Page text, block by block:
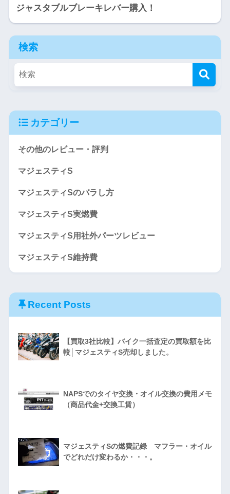
ジャスタブルブレーキレバー購入！
検索
カテゴリー
その他のレビュー・評判
マジェスティS
マジェスティSのバラし方
マジェスティS実燃費
マジェスティS用社外パーツレビュー
マジェスティS維持費
Recent Posts
【買取3社比較】バイク一括査定の買取額を比
較│マジェスティS売却しました。
NAPSでのタイヤ交換・オイル交換の費用メモ
（商品代金+交換工賃）
マジェスティSの燃費記録 マフラー・オイル
でどれだけ変わるか・・・。